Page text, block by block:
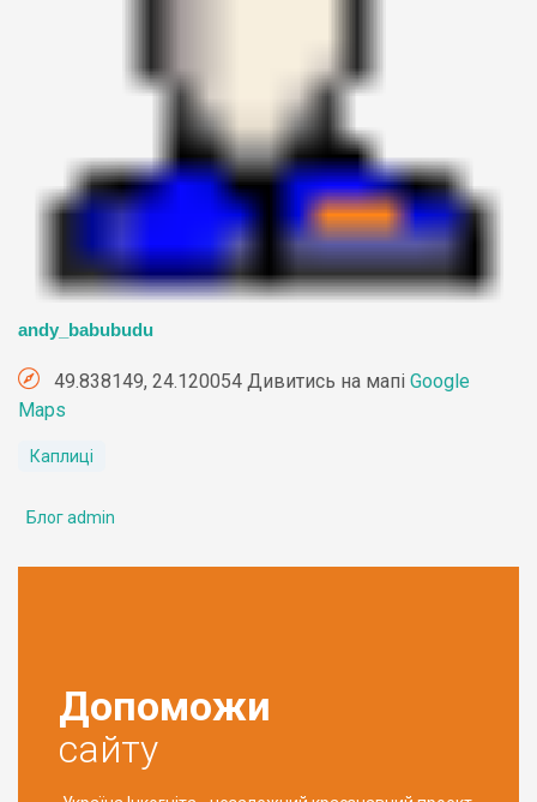
andy_babubudu
49.838149, 24.120054 Дивитись на мапі Google
Maps
Каплиці
Блог admin
Допоможи
сайту